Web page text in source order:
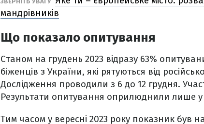
мандрівників
Що показало опитування
Станом на грудень 2023 відразу 63%
біженців з України, які рятуються від
Дослідження проводили з 6 до 12 грудня.
Результати опитування оприлюднили лише у
Тим часом у вересні 2023 року показник був